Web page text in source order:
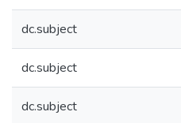
dc.subject
dc.subject
dc.subject